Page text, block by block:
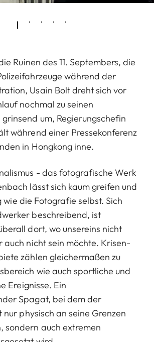
Ruinen des 11. Septembers, die
während der
Usain Bolt dreht sich vor
nochmal zu seinen
um, Regierungschefin
während einer Pressekonferenz
in Hongkong inne.
- das fotografische Werk
lässt sich kaum greifen und
wie die Fotografie selbst. Sich
beschreibend, ist
dort, wo unsereins nicht
auch nicht sein möchte. Krisen-
zählen gleichermaßen zu
wie auch sportliche und
Ereignisse. Ein
Spagat, bei dem der
physisch an seine Grenzen
sondern auch extremen